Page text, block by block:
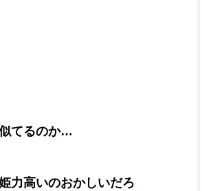
てるのか…
力高いのおかしいだろ